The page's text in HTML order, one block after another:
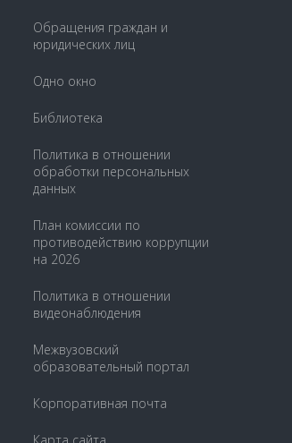
Обращения граждан и
юридических лиц
Одно окно
Библиотека
Политика в отношении
обработки персональных
данных
План комиссии по
противодействию коррупции
на 2026
Политика в отношении
видеонаблюдения
Межвузовский
образовательный портал
Корпоративная почта